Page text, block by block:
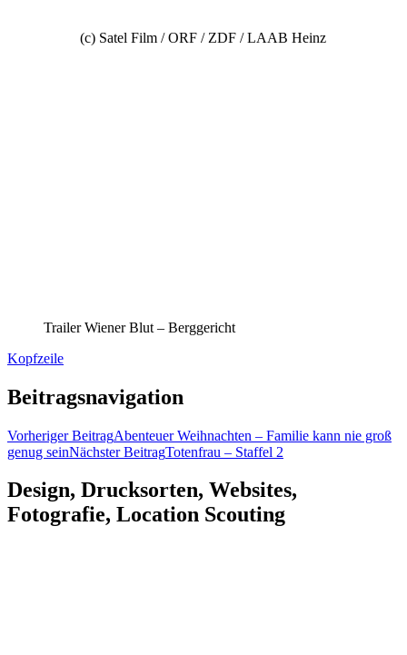
(c) Satel Film / ORF / ZDF / LAAB Heinz
Trailer Wiener Blut – Berggericht
Kopfzeile
Beitragsnavigation
Vorheriger BeitragAbenteuer Weihnachten – Familie kann nie groß
genug seinNächster BeitragTotenfrau – Staffel 2
Design, Drucksorten, Websites,
Fotografie, Location Scouting